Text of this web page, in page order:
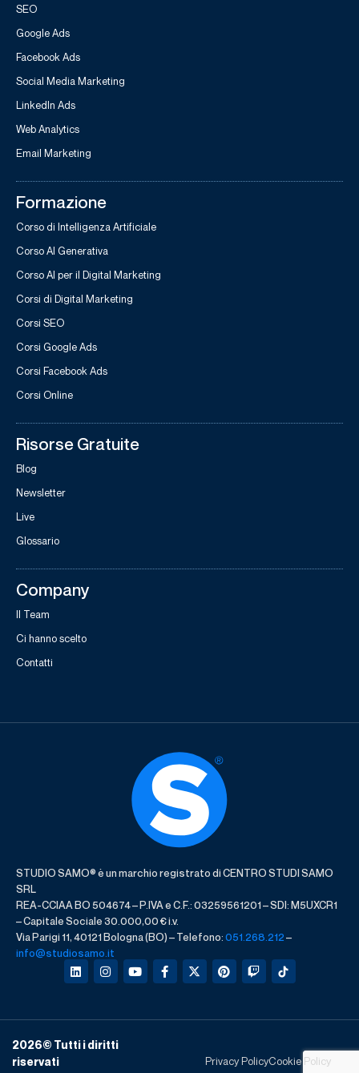
SEO
Google Ads
Facebook Ads
Social Media Marketing
LinkedIn Ads
Web Analytics
Email Marketing
Formazione
Corso di Intelligenza Artificiale
Corso AI Generativa
Corso AI per il Digital Marketing
Corsi di Digital Marketing
Corsi SEO
Corsi Google Ads
Corsi Facebook Ads
Corsi Online
Risorse Gratuite
Blog
Newsletter
Live
Glossario
Company
Il Team
Ci hanno scelto
Contatti
STUDIO SAMO® è un marchio registrato di CENTRO STUDI SAMO
SRL
REA-CCIAA BO 504674 – P.IVA e C.F.: 03259561201 – SDI: M5UXCR1
– Capitale Sociale 30.000,00 € i.v.
Via Parigi 11, 40121 Bologna (BO) – Telefono:051.268.212–
info@studiosamo.it
2026© Tutti i diritti
riservati​
Privacy PolicyCookie Policy